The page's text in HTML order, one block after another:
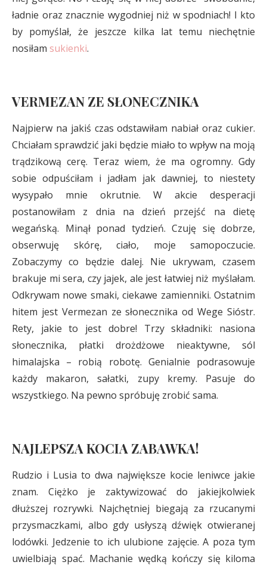
ładnie oraz znacznie wygodniej niż w spodniach! I kto
by pomyślał, że jeszcze kilka lat temu niechętnie
nosiłam sukienki.
VERMEZAN ZE SŁONECZNIKA
Najpierw na jakiś czas odstawiłam nabiał oraz cukier.
Chciałam sprawdzić jaki będzie miało to wpływ na moją
trądzikową cerę. Teraz wiem, że ma ogromny. Gdy
sobie odpuściłam i jadłam jak dawniej, to niestety
wysypało mnie okrutnie. W akcie desperacji
postanowiłam z dnia na dzień przejść na dietę
wegańską. Minął ponad tydzień. Czuję się dobrze,
obserwuję skórę, ciało, moje samopoczucie.
Zobaczymy co będzie dalej. Nie ukrywam, czasem
brakuje mi sera, czy jajek, ale jest łatwiej niż myślałam.
Odkrywam nowe smaki, ciekawe zamienniki. Ostatnim
hitem jest Vermezan ze słonecznika od Wege Sióstr.
Rety, jakie to jest dobre! Trzy składniki: nasiona
słonecznika, płatki drożdżowe nieaktywne, sól
himalajska – robią robotę. Genialnie podrasowuje
każdy makaron, sałatki, zupy kremy. Pasuje do
wszystkiego. Na pewno spróbuję zrobić sama.
NAJLEPSZA KOCIA ZABAWKA!
Rudzio i Lusia to dwa największe kocie leniwce jakie
znam. Ciężko je zaktywizować do jakiejkolwiek
dłuższej rozrywki. Najchętniej biegają za rzucanymi
przysmaczkami, albo gdy usłyszą dźwięk otwieranej
lodówki. Jedzenie to ich ulubione zajęcie. A poza tym
uwielbiają spać. Machanie wędką kończy się kiloma